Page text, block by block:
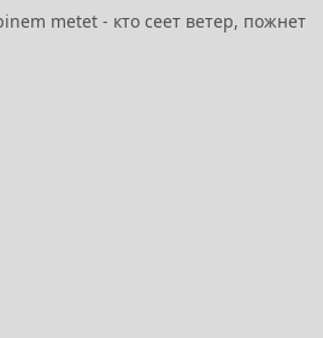
metet - кто сеет ветер, пожнет